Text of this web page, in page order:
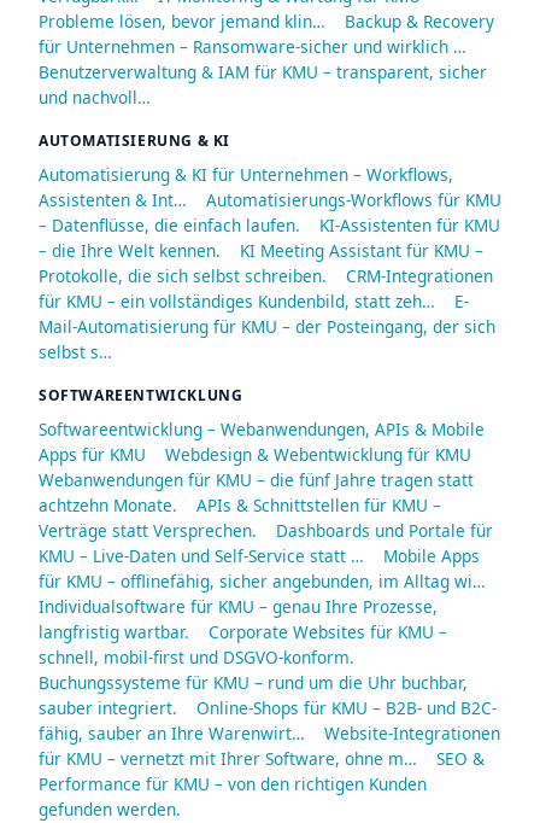
Probleme lösen, bevor jemand klin…
Backup & Recovery
für Unternehmen – Ransomware-sicher und wirklich …
Benutzerverwaltung & IAM für KMU – transparent, sicher
und nachvoll…
AUTOMATISIERUNG & KI
Automatisierung & KI für Unternehmen – Workflows,
Assistenten & Int…
Automatisierungs-Workflows für KMU
– Datenflüsse, die einfach laufen.
KI-Assistenten für KMU
– die Ihre Welt kennen.
KI Meeting Assistant für KMU –
Protokolle, die sich selbst schreiben.
CRM-Integrationen
für KMU – ein vollständiges Kundenbild, statt zeh…
E-
Mail-Automatisierung für KMU – der Posteingang, der sich
selbst s…
SOFTWAREENTWICKLUNG
Softwareentwicklung – Webanwendungen, APIs & Mobile
Apps für KMU
Webdesign & Webentwicklung für KMU
Webanwendungen für KMU – die fünf Jahre tragen statt
achtzehn Monate.
APIs & Schnittstellen für KMU –
Verträge statt Versprechen.
Dashboards und Portale für
KMU – Live-Daten und Self-Service statt …
Mobile Apps
für KMU – offlinefähig, sicher angebunden, im Alltag wi…
Individualsoftware für KMU – genau Ihre Prozesse,
langfristig wartbar.
Corporate Websites für KMU –
schnell, mobil-first und DSGVO-konform.
Buchungssysteme für KMU – rund um die Uhr buchbar,
sauber integriert.
Online-Shops für KMU – B2B- und B2C-
fähig, sauber an Ihre Warenwirt…
Website-Integrationen
für KMU – vernetzt mit Ihrer Software, ohne m…
SEO &
Performance für KMU – von den richtigen Kunden
gefunden werden.